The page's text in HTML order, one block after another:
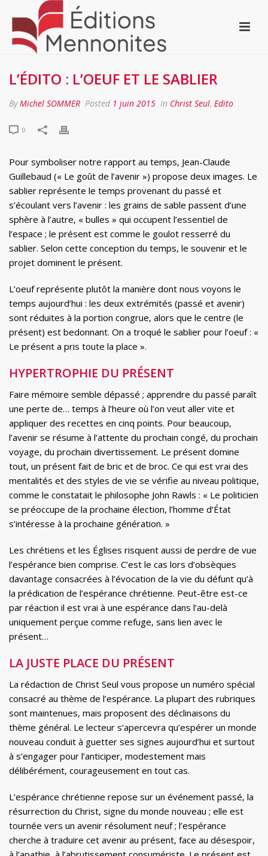
L’ÉDITO : L’OEUF ET LE SABLIER
ByMichel SOMMER Posted 1 juin 2015 In Christ Seul, Edito
0
Pour symboliser notre rapport au temps, Jean-Claude
Guillebaud (« Le goût de l’avenir ») propose deux images. Le
sablier représente le temps provenant du passé et
s’écoulant vers l’avenir : les grains de sable passent d’une
sphère à l’autre, « bulles » qui occupent l’essentiel de
l’espace ; le présent est comme le goulot resserré du
sablier. Selon cette conception du temps, le souvenir et le
projet dominent le présent.
L’oeuf représente plutôt la manière dont nous voyons le
temps aujourd’hui : les deux extrémités (passé et avenir)
sont réduites à la portion congrue, alors que le centre (le
présent) est bedonnant. On a troqué le sablier pour l’oeuf : «
Le présent a pris toute la place ».
HYPERTROPHIE DU PRÉSENT
Faire mémoire semble dépassé ; apprendre du passé paraît
une perte de… temps à l’heure où l’on veut aller vite et
appliquer des recettes en cinq points. Pour beaucoup,
l’avenir se résume à l’attente du prochain congé, du prochain
voyage, du prochain divertissement. Le présent domine
tout, un présent fait de bric et de broc. Ce qui est vrai des
mentalités et des styles de vie se vérifie au niveau politique,
comme le constatait le philosophe John Rawls : « Le politicien
se préoccupe de la prochaine élection, l’homme d’État
s’intéresse à la prochaine génération. »
Les chrétiens et les Églises risquent aussi de perdre de vue
l’espérance bien comprise. C’est le cas lors d’obsèques
davantage consacrées à l’évocation de la vie du défunt qu’à
la prédication de l’espérance chrétienne. Peut-être est-ce
par réaction il est vrai à une espérance dans l’au-delà
uniquement perçue comme refuge, sans lien avec le
présent…
LA JUSTE PLACE DU PRÉSENT
La rédaction de Christ Seul vous propose un numéro spécial
consacré au thème de l’espérance. La plupart des rubriques
sont maintenues, mais proposent des déclinaisons du
thème général. Le lecteur s’apercevra qu’espérer un monde
nouveau conduit à guetter ses signes aujourd’hui et surtout
à s’engager pour l’anticiper, modestement mais
délibérément, courageusement en tout cas.
L’espérance chrétienne repose sur un événement passé, la
résurrection du Christ, signe du monde nouveau ; elle est
tournée vers un avenir résolument neuf ; l’espérance
cherche à traduire cet avenir au présent, face au désespoir,